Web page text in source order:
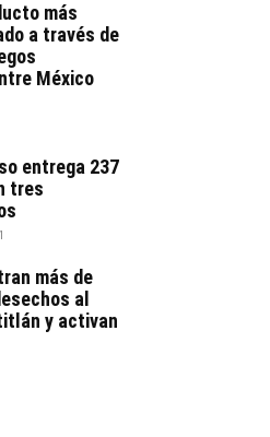
más
a través de
México
entrega 237
tres
más de
al
y activan